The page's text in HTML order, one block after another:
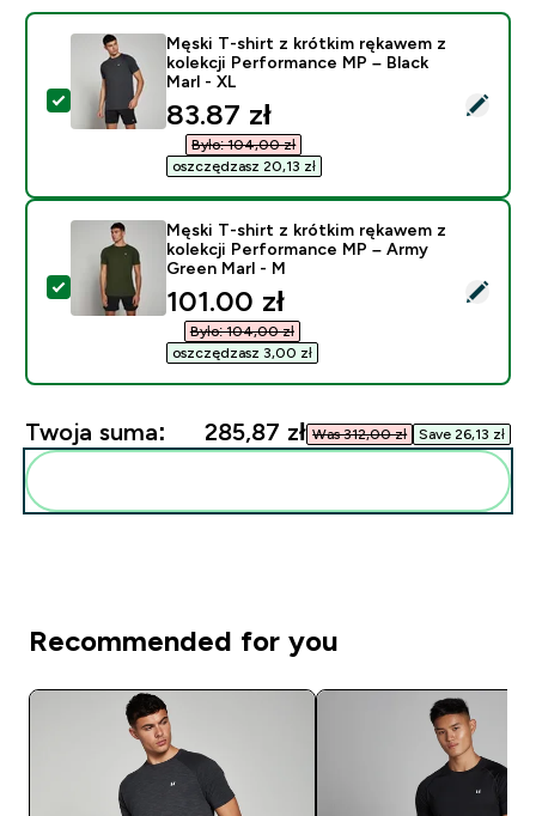
Wybierz ten produkt - Męski T-shirt z krótkim
Męski T-shirt z krótkim rękawem z
kolekcji Performance MP – Black
Marl - XL
discounted price
83.87 zł‎
Było: 104,00 zł‎
oszczędzasz 20,13 zł‎
Wybierz ten produkt - Męski T-shirt z krótkim
Męski T-shirt z krótkim rękawem z
kolekcji Performance MP – Army
Green Marl - M
discounted price
101.00 zł‎
Było: 104,00 zł‎
oszczędzasz 3,00 zł‎
Twoja suma: 285,87 zł‎ Was 312,00 zł‎ Save 26,13 zł‎
Recommended for you